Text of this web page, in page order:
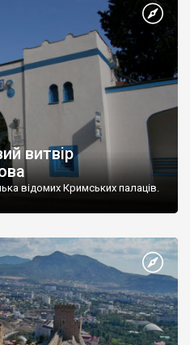
витвір
відомих Кримських палаців.